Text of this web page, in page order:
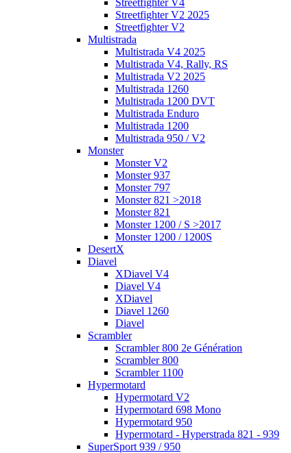
Streetfighter V4
Streetfighter V2 2025
Streetfighter V2
Multistrada
Multistrada V4 2025
Multistrada V4, Rally, RS
Multistrada V2 2025
Multistrada 1260
Multistrada 1200 DVT
Multistrada Enduro
Multistrada 1200
Multistrada 950 / V2
Monster
Monster V2
Monster 937
Monster 797
Monster 821 >2018
Monster 821
Monster 1200 / S >2017
Monster 1200 / 1200S
DesertX
Diavel
XDiavel V4
Diavel V4
XDiavel
Diavel 1260
Diavel
Scrambler
Scrambler 800 2e Génération
Scrambler 800
Scrambler 1100
Hypermotard
Hypermotard V2
Hypermotard 698 Mono
Hypermotard 950
Hypermotard - Hyperstrada 821 - 939
SuperSport 939 / 950